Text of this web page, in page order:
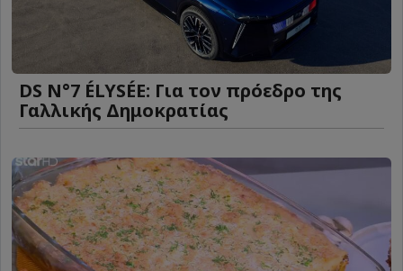
DS N°7 ÉLYSÉE: Για τον πρόεδρο της
Γαλλικής Δημοκρατίας